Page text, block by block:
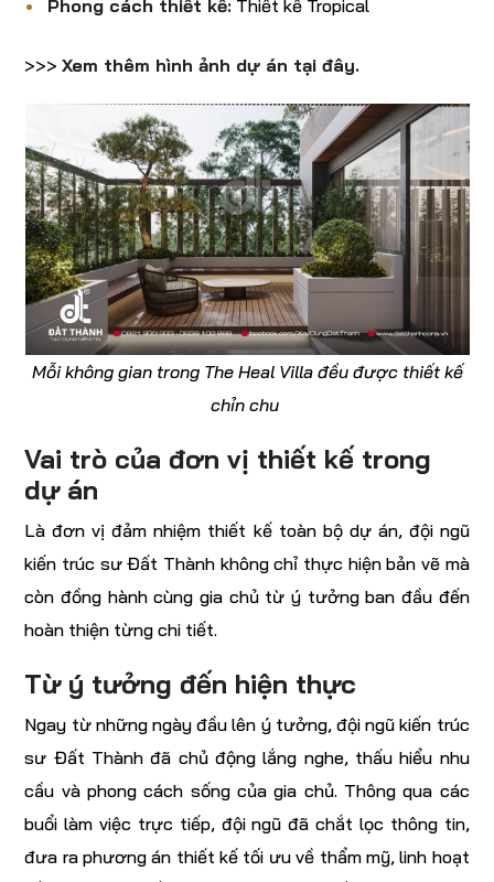
Phong cách thiết kế: Thiết kế Tropical
>>>Xem thêm hình ảnh dự án tại đây.
Mỗi không gian trong The Heal Villa đều được thiết kế
chỉn chu
Vai trò của đơn vị thiết kế trong
dự án
Là đơn vị đảm nhiệm thiết kế toàn bộ dự án, đội ngũ
kiến trúc sư Đất Thành không chỉ thực hiện bản vẽ mà
còn đồng hành cùng gia chủ từ ý tưởng ban đầu đến
hoàn thiện từng chi tiết.
Từ ý tưởng đến hiện thực
Ngay từ những ngày đầu lên ý tưởng, đội ngũ kiến trúc
sư Đất Thành đã chủ động lắng nghe, thấu hiểu nhu
cầu và phong cách sống của gia chủ. Thông qua các
buổi làm việc trực tiếp, đội ngũ đã chắt lọc thông tin,
đưa ra phương án thiết kế tối ưu về thẩm mỹ, linh hoạt